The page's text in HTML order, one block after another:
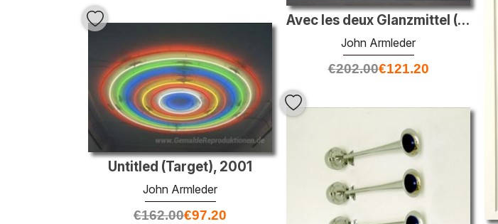
Avec les deux Glanzmittel (Furniture Sculpture)
John Armleder
€202.00€121.20
Untitled (Target), 2001
John Armleder
€162.00€97.20